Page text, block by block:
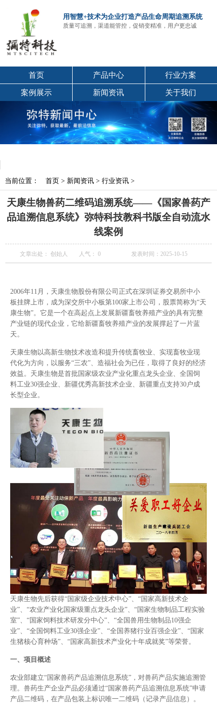
用智慧+技术为企业打造产品生命周期追溯系统
质量可追溯，渠道能管控，促销变精准，用户更忠诚
首页 产品中心 行业方案
案例展示 新闻资讯 关于我们
当前位置： 首页 > 新闻资讯 > 行业资讯 >
天康生物兽药二维码追溯系统——《国家兽药产
品追溯信息系统》弥特科技教科书版全自动流水
线案例
文章出处： 创始人 人气： 0 发表时间：2025-10-15
2006年11月，天康生物股份有限公司正式在深圳证券交易所中小
板挂牌上市，成为深交所中小板第100家上市公司，股票简称为“天
康生物”。它是一个在高起点上发展新疆畜牧养殖产业的具有完整
产业链的现代企业，它给新疆畜牧养殖产业的发展撑起了一片蓝
天。
天康生物以高新生物技术改造和提升传统畜牧业、实现畜牧业现
代化为方向，以服务“三农”、造福社会为已任，取得了良好的经济
效益。天康生物是首批国家级农业产业化重点龙头企业、全国饲
料工业30强企业、新疆优秀高新技术企业、新疆重点支持30户成
长型企业。
天康生物先后获得“国家级企业技术中心”、“国家高新技术企
业”、“农业产业化国家级重点龙头企业”、“国家生物制品工程实验
室”、“国家饲料技术研发分中心”、“全国兽用生物制品10强企
业”、“全国饲料工业30强企业”、“全国养猪行业百强企业”、“国家
生猪核心育种场”、“国家高新技术产业化十年成就奖”等荣誉。
一、项目概述
农业部建立“国家兽药产品追溯信息系统”，对兽药产品实施追溯管
理。兽药生产企业产品必须通过“国家兽药产品追溯信息系统”申请
产品二维码，在产品包装上标识唯一二维码（记录产品信息）。